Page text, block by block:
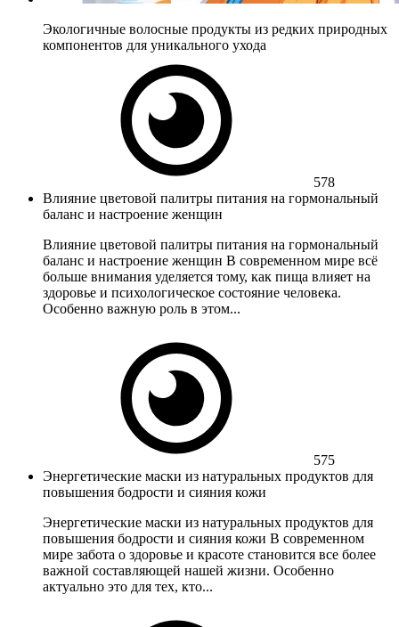
Экологичные волосные продукты из редких природных
компонентов для уникального ухода
578
Влияние цветовой палитры питания на гормональный
баланс и настроение женщин
Влияние цветовой палитры питания на гормональный
баланс и настроение женщин В современном мире всё
больше внимания уделяется тому, как пища влияет на
здоровье и психологическое состояние человека.
Особенно важную роль в этом...
575
Энергетические маски из натуральных продуктов для
повышения бодрости и сияния кожи
Энергетические маски из натуральных продуктов для
повышения бодрости и сияния кожи В современном
мире забота о здоровье и красоте становится все более
важной составляющей нашей жизни. Особенно
актуально это для тех, кто...